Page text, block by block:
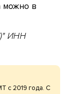
можно в
ИНН
с 2019 года. С